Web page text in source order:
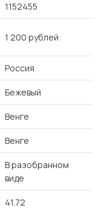
1152455
1 200 рублей
Россия
Бежевый
Венге
Венге
В разобранном
виде
41.72